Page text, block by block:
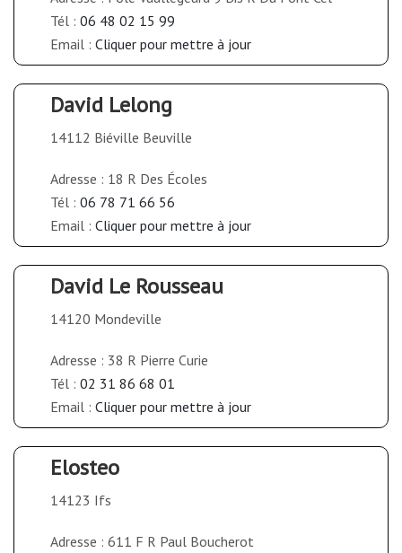
Tél : 06 48 02 15 99
Email : Cliquer pour mettre à jour
David Lelong
14112 Biéville Beuville
Adresse : 18 R Des Écoles
Tél : 06 78 71 66 56
Email : Cliquer pour mettre à jour
David Le Rousseau
14120 Mondeville
Adresse : 38 R Pierre Curie
Tél : 02 31 86 68 01
Email : Cliquer pour mettre à jour
Elosteo
14123 Ifs
Adresse : 611 F R Paul Boucherot